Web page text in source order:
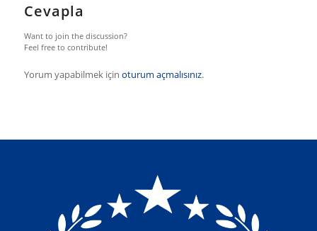
Cevapla
Want to join the discussion?
Feel free to contribute!
Yorum yapabilmek için oturum açmalısınız.